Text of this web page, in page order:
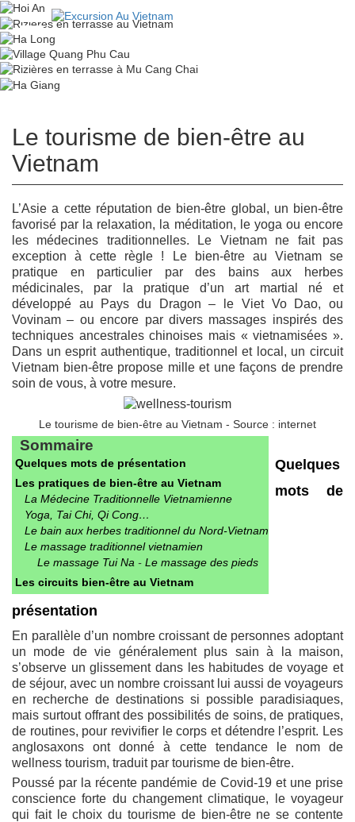
Le tourisme de bien-être au
Vietnam
L’Asie a cette réputation de bien-être global, un bien-être
favorisé par la relaxation, la méditation, le yoga ou encore
les médecines traditionnelles. Le Vietnam ne fait pas
exception à cette règle ! Le bien-être au Vietnam se
pratique en particulier par des bains aux herbes
médicinales, par la pratique d’un art martial né et
développé au Pays du Dragon – le Viet Vo Dao, ou
Vovinam – ou encore par divers massages inspirés des
techniques ancestrales chinoises mais « vietnamisées ».
Dans un esprit authentique, traditionnel et local, un circuit
Vietnam bien-être propose mille et une façons de prendre
soin de vous, à votre mesure.
Le tourisme de bien-être au Vietnam - Source : internet
Sommaire
Quelques mots de présentation
Les pratiques de bien-être au Vietnam
La Médecine Traditionnelle Vietnamienne
Yoga, Tai Chi, Qi Cong…
Le bain aux herbes traditionnel du Nord-Vietnam
Le massage traditionnel vietnamien
Le massage Tui Na - Le massage des pieds
Les circuits bien-être au Vietnam
Quelques
mots de
présentation
En parallèle d’un nombre croissant de personnes adoptant
un mode de vie généralement plus sain à la maison,
s’observe un glissement dans les habitudes de voyage et
de séjour, avec un nombre croissant lui aussi de voyageurs
en recherche de destinations si possible paradisiaques,
mais surtout offrant des possibilités de soins, de pratiques,
de routines, pour revivifier le corps et détendre l’esprit. Les
anglosaxons ont donné à cette tendance le nom de
wellness tourism, traduit par tourisme de bien-être.
Poussé par la récente pandémie de Covid-19 et une prise
conscience forte du changement climatique, le voyageur
qui fait le choix du tourisme de bien-être ne se contente